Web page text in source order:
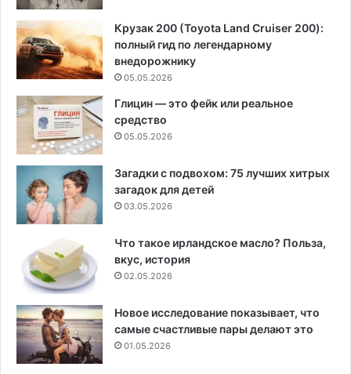
Крузак 200 (Toyota Land Cruiser 200):
полный гид по легендарному
внедорожнику
05.05.2026
Глицин — это фейк или реальное
средство
05.05.2026
Загадки с подвохом: 75 лучших хитрых
загадок для детей
03.05.2026
Что такое ирландское масло? Польза,
вкус, история
02.05.2026
Новое исследование показывает, что
самые счастливые пары делают это
01.05.2026